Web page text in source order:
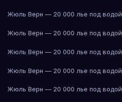
Жюль Верн — 20 000 лье под водой
Жюль Верн — 20 000 лье под водой
Жюль Верн — 20 000 лье под водой
Жюль Верн — 20 000 лье под водой
Жюль Верн — 20 000 лье под водой